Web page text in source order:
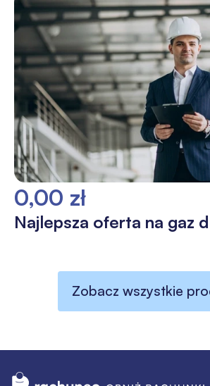
0,00 zł
Najlepsza oferta na gaz
Zobacz wszystkie